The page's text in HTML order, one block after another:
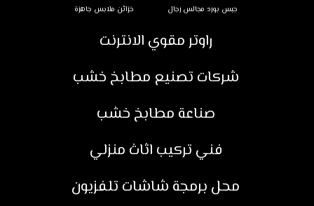
جبس بورد مجالس رجال خزائن ملابس جاهزة
راوتر مقوي الانترنت
شركات تصنيع مطابخ خشب
صناعة مطابخ خشب
فني تركيب اثاث منزلي
محل برمجة شاشات تلفزيون